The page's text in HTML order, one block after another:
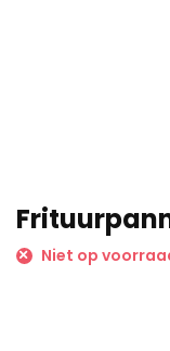
Niet op